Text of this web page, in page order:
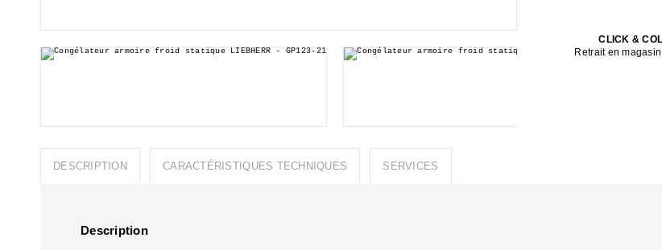
GP123-
CLICK &
Retrait en
DESCRIPTION CARACTÉRISTIQUES TECHNIQUES SERVICES
Description